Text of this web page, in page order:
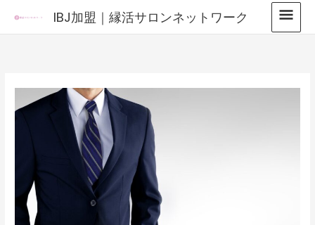
IBJ加盟｜縁活サロンネットワーク
メ
イ
メ